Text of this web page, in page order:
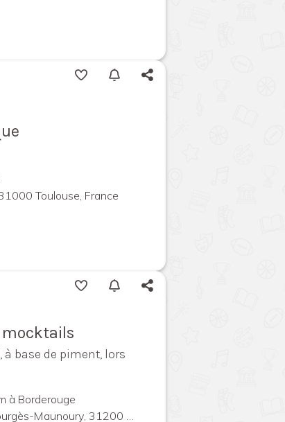
Toulouse, France
base de piment, lors
à Borderouge
31200 Toulouse, France